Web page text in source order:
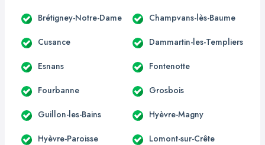
Brétigney-Notre-Dame Champvans-lès-Baume
Cusance Dammartin-les-Templiers
Esnans Fontenotte
Fourbanne Grosbois
Guillon-les-Bains Hyèvre-Magny
Hyèvre-Paroisse Lomont-sur-Crête